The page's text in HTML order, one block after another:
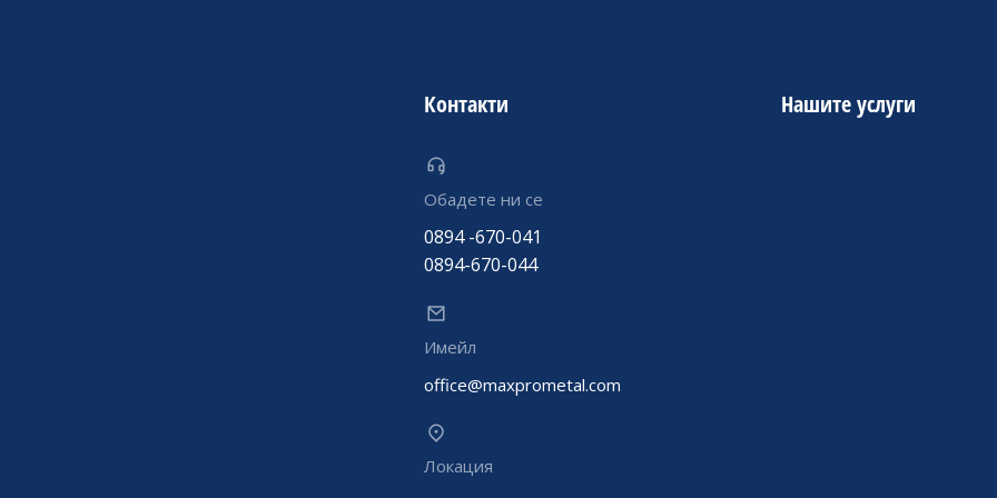
Контакти
Обадете ни се
0894 -670-041
0894-670-044
Имейл
office@maxprometal.com
Локация
Нашите услуги